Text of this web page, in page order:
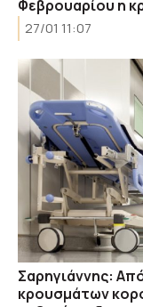
Φεβρουαρίου η
27/01 11:07
Σαρηγιάννης:
κρουσμάτων